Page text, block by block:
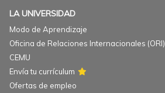
LA UNIVERSIDAD
Modo de Aprendizaje
Oficina de Relaciones Internacionales (ORI)
CEMU
Envía tu currículum
Ofertas de empleo